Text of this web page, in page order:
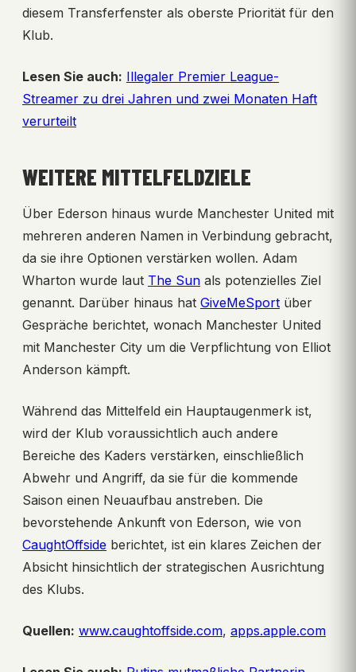
diesem Transferfenster als oberste Priorität für den
Klub.
Lesen Sie auch: Illegaler Premier League-
Streamer zu drei Jahren und zwei Monaten Haft
verurteilt
WEITERE MITTELFELDZIELE
Über Ederson hinaus wurde Manchester United mit
mehreren anderen Namen in Verbindung gebracht,
da sie ihre Optionen verstärken wollen. Adam
Wharton wurde laut The Sun als potenzielles Ziel
genannt. Darüber hinaus hat GiveMeSport über
Gespräche berichtet, wonach Manchester United
mit Manchester City um die Verpflichtung von Elliot
Anderson kämpft.
Während das Mittelfeld ein Hauptaugenmerk ist,
wird der Klub voraussichtlich auch andere
Bereiche des Kaders verstärken, einschließlich
Abwehr und Angriff, da sie für die kommende
Saison einen Neuaufbau anstreben. Die
bevorstehende Ankunft von Ederson, wie von
CaughtOffside berichtet, ist ein klares Zeichen der
Absicht hinsichtlich der strategischen Ausrichtung
des Klubs.
Quellen: www.caughtoffside.com, apps.apple.com